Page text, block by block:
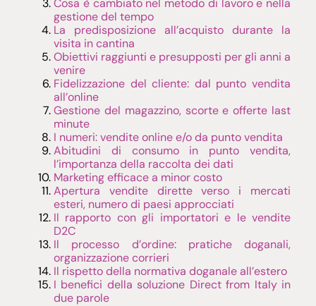
Cosa è cambiato nel metodo di lavoro e nella
gestione del tempo
La predisposizione all’acquisto durante la
visita in cantina
Obiettivi raggiunti e presupposti per gli anni a
venire
Fidelizzazione del cliente: dal punto vendita
all’online
Gestione del magazzino, scorte e offerte last
minute
I numeri: vendite online e/o da punto vendita
Abitudini di consumo in punto vendita,
l’importanza della raccolta dei dati
Marketing efficace a minor costo
Apertura vendite dirette verso i mercati
esteri, numero di paesi approcciati
Il rapporto con gli importatori e le vendite
D2C
Il processo d’ordine: pratiche doganali,
organizzazione corrieri
Il rispetto della normativa doganale all’estero
I benefici della soluzione Direct from Italy in
due parole